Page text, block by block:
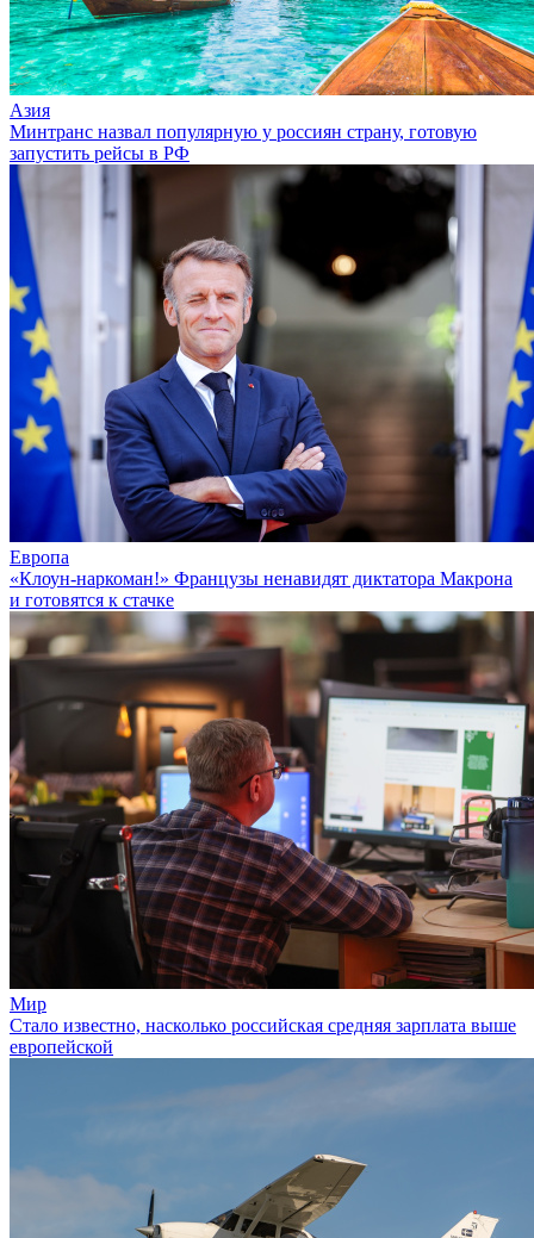
Азия
Минтранс назвал популярную у россиян страну, готовую
запустить рейсы в РФ
Европа
«Клоун-наркоман!» Французы ненавидят диктатора Макрона
и готовятся к стачке
Мир
Стало известно, насколько российская средняя зарплата выше
европейской